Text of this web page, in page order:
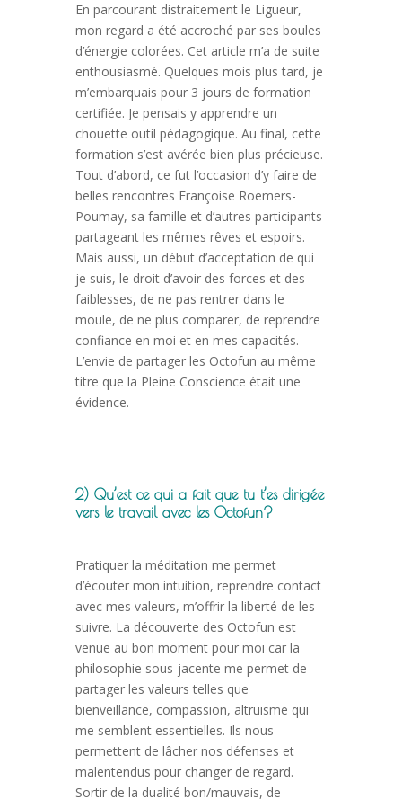
En parcourant distraitement le Ligueur,
mon regard a été accroché par ses boules
d’énergie colorées. Cet article m’a de suite
enthousiasmé. Quelques mois plus tard, je
m’embarquais pour 3 jours de formation
certifiée. Je pensais y apprendre un
chouette outil pédagogique. Au final, cette
formation s’est avérée bien plus précieuse.
Tout d’abord, ce fut l’occasion d’y faire de
belles rencontres Françoise Roemers-
Poumay, sa famille et d’autres participants
partageant les mêmes rêves et espoirs.
Mais aussi, un début d’acceptation de qui
je suis, le droit d’avoir des forces et des
faiblesses, de ne pas rentrer dans le
moule, de ne plus comparer, de reprendre
confiance en moi et en mes capacités.
L’envie de partager les Octofun au même
titre que la Pleine Conscience était une
évidence.
2) Qu’est ce qui a fait que tu t’es dirigée
vers le travail avec les Octofun?
Pratiquer la méditation me permet
d’écouter mon intuition, reprendre contact
avec mes valeurs, m’offrir la liberté de les
suivre. La découverte des Octofun est
venue au bon moment pour moi car la
philosophie sous-jacente me permet de
partager les valeurs telles que
bienveillance, compassion, altruisme qui
me semblent essentielles. Ils nous
permettent de lâcher nos défenses et
malentendus pour changer de regard.
Sortir de la dualité bon/mauvais, de